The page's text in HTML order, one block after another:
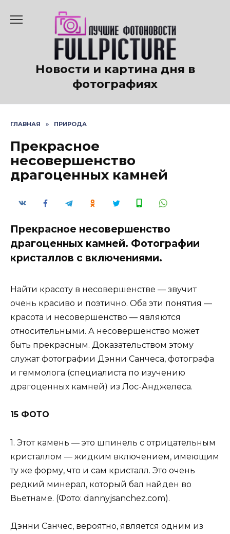
содержанию
Новости и картина дня в
фотографиях
ГЛАВНАЯ » ПРИРОДА
Прекрасное
несовершенство
драгоценных камней
Прекрасное несовершенство
драгоценных камней. Фотографии
кристаллов с включениями.
Найти красоту в несовершенстве — звучит
очень красиво и поэтично. Оба эти понятия —
красота и несовершенство — являются
относительными. А несовершенство может
быть прекрасным. Доказательством этому
служат фотографии Дэнни Санчеса, фотографа
и геммолога (специалиста по изучению
драгоценных камней) из Лос-Анджелеса.
15 ФОТО
1. Этот камень — это шпинель с отрицательным
кристаллом — жидким включением, имеющим
ту же форму, что и сам кристалл. Это очень
редкий минерал, который бал найден во
Вьетнаме. (Фото: dannyjsanchez.com).
Дэнни Санчес, вероятно, является одним из